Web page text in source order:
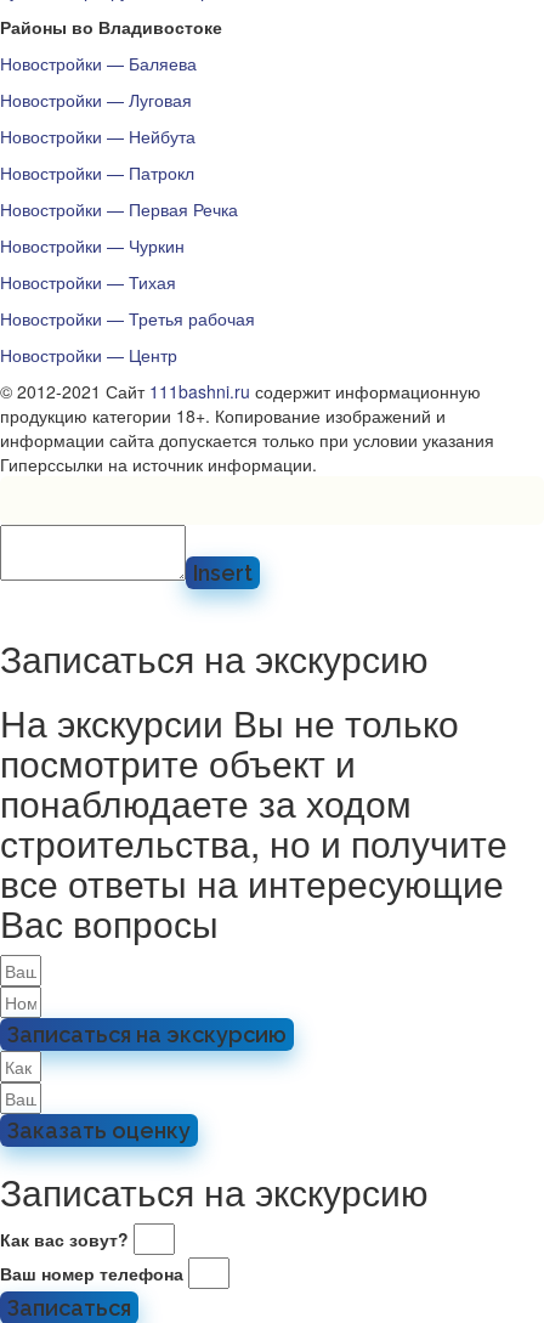
Районы во Владивостоке
Новостройки — Баляева
Новостройки — Луговая
Новостройки — Нейбута
Новостройки — Патрокл
Новостройки — Первая Речка
Новостройки — Чуркин
Новостройки — Тихая
Новостройки — Третья рабочая
Новостройки — Центр
© 2012-2021 Сайт 111bashni.ru содержит информационную
продукцию категории 18+. Копирование изображений и
информации сайта допускается только при условии указания
Гиперссылки на источник информации.
Insert
Записаться на экскурсию
На экскурсии Вы не только
посмотрите объект и
понаблюдаете за ходом
строительства, но и получите
все ответы на интересующие
Вас вопросы
Записаться на экскурсию
Заказать оценку
Записаться на экскурсию
Как вас зовут?
Ваш номер телефона
Записаться